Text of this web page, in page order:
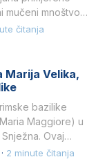
mučeni mnoštvom
čitanja
Marija Velika,
bazilike
Maggiore) u
Ovaj
2 minute čitanja